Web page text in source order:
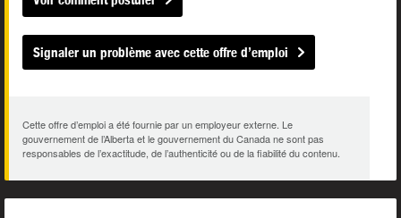
Signaler un problème avec cette offre d’emploi
Cette offre d’emploi a été fournie par un employeur externe. Le
gouvernement de l’Alberta et le gouvernement du Canada ne sont pas
responsables de l’exactitude, de l’authenticité ou de la fiabilité du contenu.